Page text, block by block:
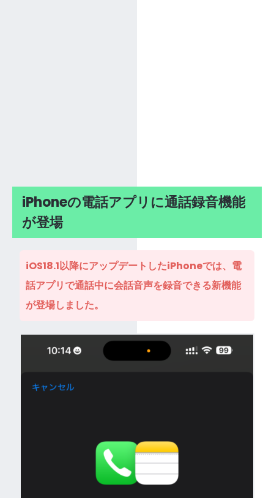
iPhoneの電話アプリに通話録音機能
が登場
iOS18.1以降にアップデートしたiPhoneでは、電
話アプリで通話中に会話音声を録音できる新機能
が登場しました。